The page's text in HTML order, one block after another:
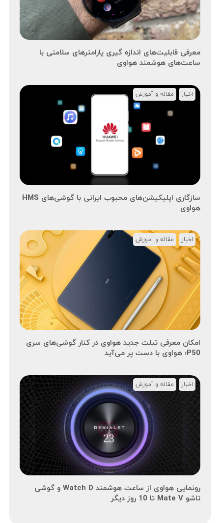
معرفی قابلیت‌های اندازه گیری پارامترهای سلامتی با
ساعت‌های هوشمند هواوی
هواوی
اخبار مقاله و آموزش
امکان معرفی تبلت جدید هواوی در کنار گوشی‌های سری
P50؛ هواوی با دست پر می‌آید
اخبار مقاله و آموزش
رونمایی هواوی از ساعت هوشمند Watch D و گوشی
تاشو Mate V تا 10 روز دیگر
اخبار مقاله و آموزش